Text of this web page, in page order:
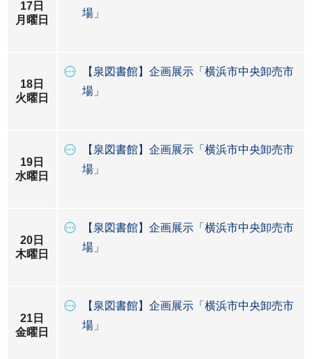
17日
月曜日
場」
18日
火曜日
【泉図書館】企画展示「横浜市中央卸売市
場」
19日
水曜日
【泉図書館】企画展示「横浜市中央卸売市
場」
20日
木曜日
【泉図書館】企画展示「横浜市中央卸売市
場」
21日
金曜日
【泉図書館】企画展示「横浜市中央卸売市
場」